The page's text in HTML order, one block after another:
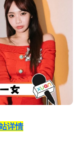
详情